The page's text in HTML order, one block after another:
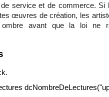
service et de commerce. Si
œuvres de création, les
avant que la loi ne